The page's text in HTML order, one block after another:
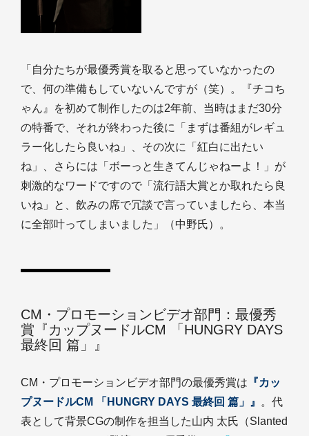
「自分たちが最優秀賞を取ると思っていなかったの
で、何の準備もしていないんですが（笑）。『チコち
ゃん』を初めて制作したのは2年前、当時はまだ30分
の特番で、それが終わった後に「まずは番組がレギュ
ラー化したら良いね」、その次に「紅白に出たい
ね」、さらには「ボーっと生きてんじゃねーよ！」が
刺激的なワードですので「流行語大賞とか取れたら良
いね」と、飲みの席で冗談で言っていましたら、本当
に全部叶ってしまいました」（中野氏）。
CM・プロモーションビデオ部門：最優秀
賞『カップヌードルCM 「HUNGRY DAYS
最終回 篇」』
CM・プロモーションビデオ部門の最優秀賞は 『カッ
プヌードルCM 「HUNGRY DAYS 最終回 篇」』
。代
表として背景CGの制作を担当した山内 太氏（Slanted